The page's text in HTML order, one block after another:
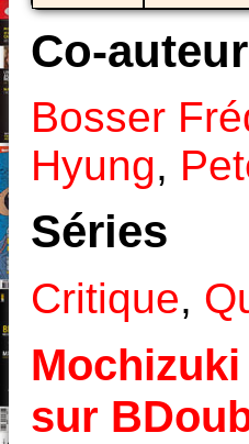
Co-
Bosser
Hyung,
Séries
Critique,
sur